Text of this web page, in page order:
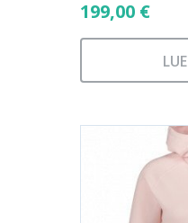
199,00 €